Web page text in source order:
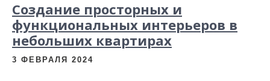
Создание просторных и
функциональных интерьеров в
небольших квартирах
3 ФЕВРАЛЯ 2024